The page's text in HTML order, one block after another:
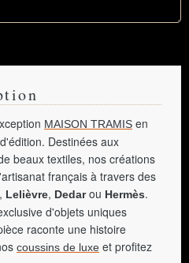
MAISON TRAMIS en
Destinées aux
beaux textiles, nos créations
français à travers des
, Lelièvre, Dedarou Hermès.
d'objets uniques
raconte une histoire
coussins de luxe et profitez